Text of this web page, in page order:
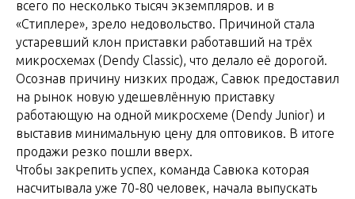
всего по несколько тысяч экземпляров. и в
«Стиплере», зрело недовольство. Причиной стала
устаревший клон приставки работавший на трёх
микросхемах (Dendy Classic), что делало её дорогой.
Осознав причину низких продаж, Савюк предоставил
на рынок новую удешевлённую приставку
работающую на одной микросхеме (Dendy Junior) и
выставив минимальную цену для оптовиков. В итоге
продажи резко пошли вверх.
Чтобы закрепить успех, команда Савюка которая
насчитывала уже 70-80 человек, начала выпускать